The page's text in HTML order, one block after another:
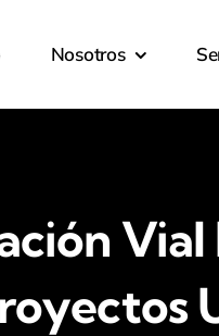
Nosotros
Vial